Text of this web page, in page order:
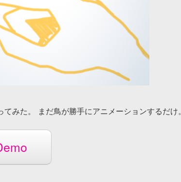
みた。 まだ鳥が勝手にアニメーションするだけ。